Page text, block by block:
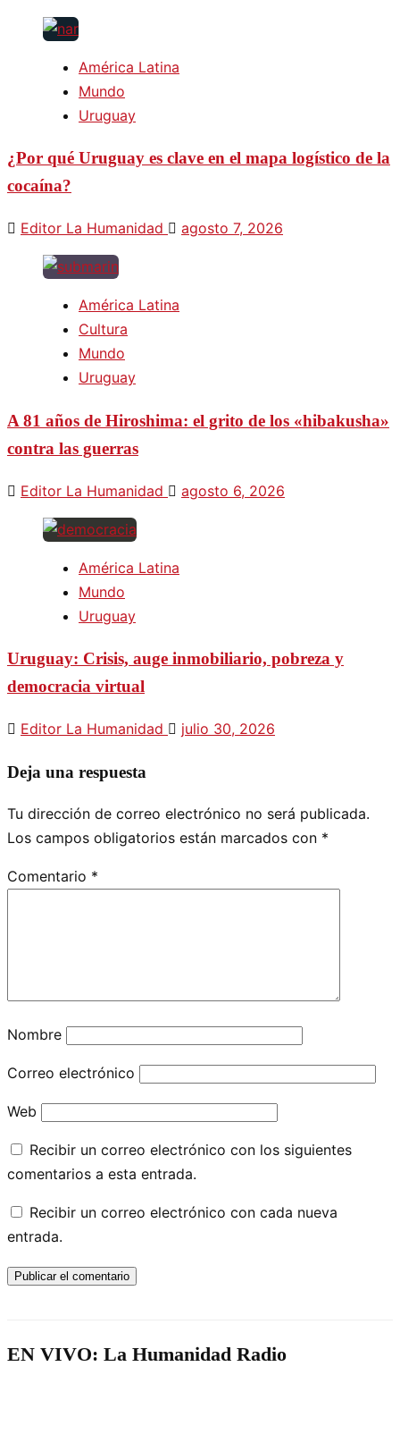
América Latina
Mundo
Uruguay
¿Por qué Uruguay es clave en el mapa logístico de la
cocaína?
Editor La Humanidad agosto 7, 2026
América Latina
Cultura
Mundo
Uruguay
A 81 años de Hiroshima: el grito de los «hibakusha»
contra las guerras
Editor La Humanidad agosto 6, 2026
América Latina
Mundo
Uruguay
Uruguay: Crisis, auge inmobiliario, pobreza y
democracia virtual
Editor La Humanidad julio 30, 2026
Deja una respuesta
Tu dirección de correo electrónico no será publicada.
Los campos obligatorios están marcados con *
Comentario *
Nombre
Correo electrónico
Web
Recibir un correo electrónico con los siguientes
comentarios a esta entrada.
Recibir un correo electrónico con cada nueva
entrada.
EN VIVO: La Humanidad Radio